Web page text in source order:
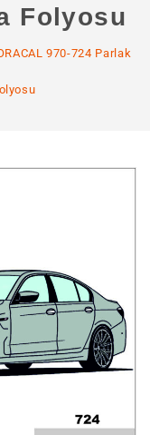
Folyosu
970-724 Parlak